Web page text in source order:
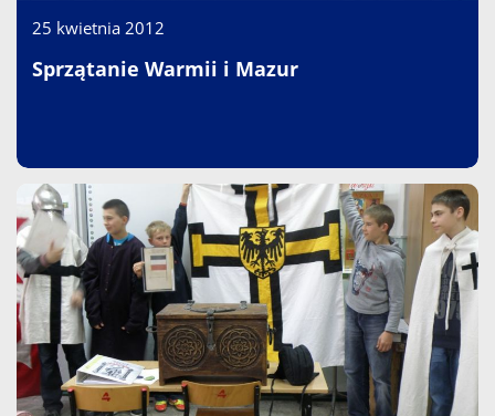
25 kwietnia 2012
Sprzątanie Warmii i Mazur